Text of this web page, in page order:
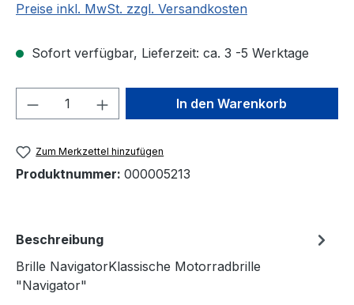
Preise inkl. MwSt. zzgl. Versandkosten
Sofort verfügbar, Lieferzeit: ca. 3 -5 Werktage
Produkt Anzahl: Gib denIn den Warenkorb
Zum Merkzettel hinzufügen
Produktnummer: 000005213
Beschreibung
Brille NavigatorKlassische Motorradbrille
"Navigator"